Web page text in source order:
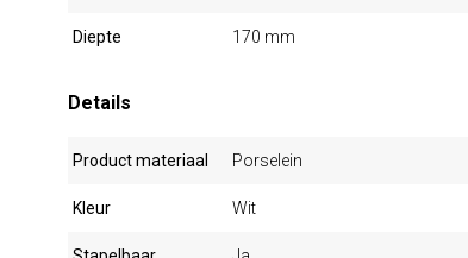
Diepte 170 mm
Details
Product materiaal Porselein
Kleur Wit